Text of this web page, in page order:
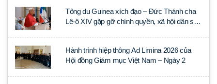
Tông du Guinea xích đạo – Đức Thánh cha
Lê-ô XIV gặp gỡ chính quyền, xã hội dân sự
Hành trình hiệp thông Ad Limina 2026 của
Hội đồng Giám mục Việt Nam – Ngày 2